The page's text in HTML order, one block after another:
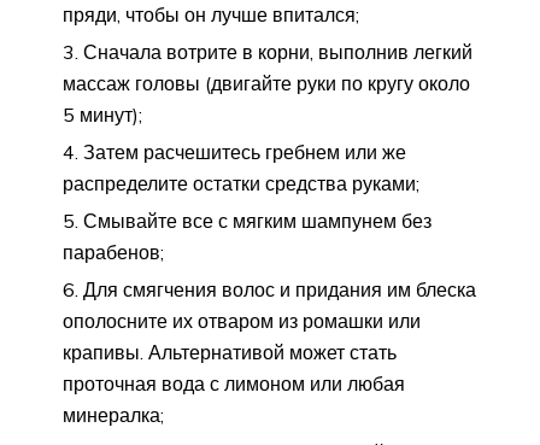
пряди, чтобы он лучше впитался;
Сначала вотрите в корни, выполнив легкий
массаж головы (двигайте руки по кругу около
5 минут);
Затем расчешитесь гребнем или же
распределите остатки средства руками;
Смывайте все с мягким шампунем без
парабенов;
Для смягчения волос и придания им блеска
ополосните их отваром из ромашки или
крапивы. Альтернативой может стать
проточная вода с лимоном или любая
минералка;